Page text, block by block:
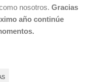
nosotros. Gracias
año continúe